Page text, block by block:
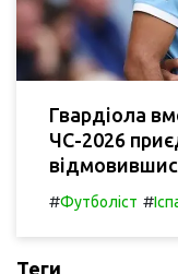
Гвардіола
ЧС-2026
#Футболіст #
Теги